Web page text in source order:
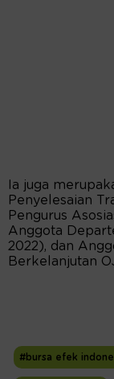
Ia juga
Penyelesaian
Pengurus
Anggota
2022), dan
Berkelanjutan
#bursa efek